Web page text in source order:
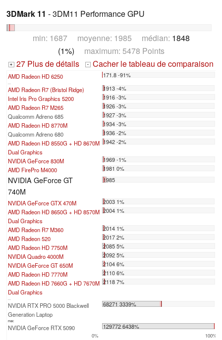
3DMark 11 - 3DM11 Performance GPU
min: 1687 moyenne: 1985 médian: 1848
(1%) maximum: 5478 Points
+ 27 Plus de détails - Cacher le tableau de comparaison
AMD Radeon HD 6250 171.8 -91%
...
AMD Radeon R7 (Bristol Ridge)
1913 -4%
Intel Iris Pro Graphics 5200
1916 -3%
AMD Radeon R7 M265
1926 -3%
Qualcomm Adreno 685
1927 -3%
AMD Radeon HD 8770M
1934 -3%
Qualcomm Adreno 680
1936 -2%
AMD Radeon HD 8550G + HD 8670M
Dual Graphics
1942 -2%
NVIDIA GeForce 830M
1969 -1%
AMD FirePro M4000
1981 0%
NVIDIA GeForce GT
740M
1985
NVIDIA GeForce GTX 470M
2003 1%
AMD Radeon HD 8650G + HD 8570M
Dual Graphics
2004 1%
AMD Radeon R7 M360
2014 1%
AMD Radeon 520
2017 2%
AMD Radeon HD 7750M
2085 5%
NVIDIA Quadro 4000M
2092 5%
NVIDIA GeForce GT 650M
2104 6%
AMD Radeon HD 7770M
2110 6%
AMD Radeon HD 7660G + HD 7670M
Dual Graphics
2118 7%
...
NVIDIA RTX PRO 5000 Blackwell
Generation Laptop
68271 3339%
max:
NVIDIA GeForce RTX 5090 129772 6438%
0% 100%